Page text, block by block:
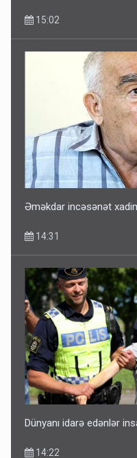
15:02
Əməkdar incəsənət
14:31
Dünyanı idarə edənlər
14:22